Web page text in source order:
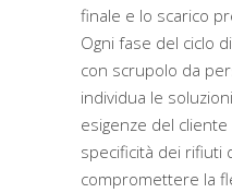
finale e lo scarico
Ogni fase del ciclo
con scrupolo da
individua le
esigenze del
specificità dei rifiuti
compromettere la